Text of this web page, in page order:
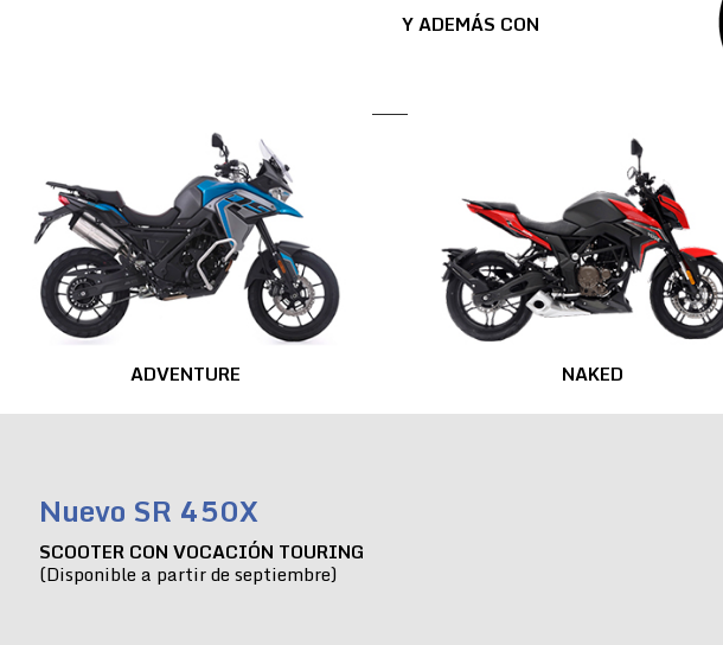
Y ADEMÁS CON
ADVENTURE NAKED
Nuevo SR 450X
SCOOTER CON VOCACIÓN TOURING
(Disponible a partir de septiembre)